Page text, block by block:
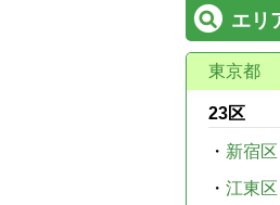
エリ
東京都
23区
・ 新宿区
・ 江東区